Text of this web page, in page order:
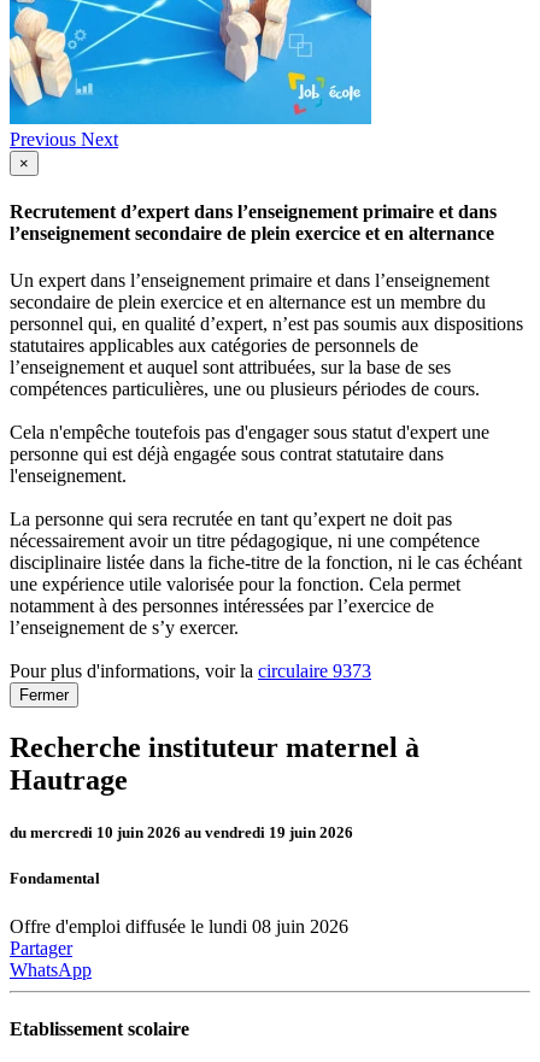
Previous Next
×
Recrutement d’expert dans l’enseignement primaire et dans
l’enseignement secondaire de plein exercice et en alternance
Un expert dans l’enseignement primaire et dans l’enseignement
secondaire de plein exercice et en alternance est un membre du
personnel qui, en qualité d’expert, n’est pas soumis aux dispositions
statutaires applicables aux catégories de personnels de
l’enseignement et auquel sont attribuées, sur la base de ses
compétences particulières, une ou plusieurs périodes de cours.
Cela n'empêche toutefois pas d'engager sous statut d'expert une
personne qui est déjà engagée sous contrat statutaire dans
l'enseignement.
La personne qui sera recrutée en tant qu’expert ne doit pas
nécessairement avoir un titre pédagogique, ni une compétence
disciplinaire listée dans la fiche-titre de la fonction, ni le cas échéant
une expérience utile valorisée pour la fonction. Cela permet
notamment à des personnes intéressées par l’exercice de
l’enseignement de s’y exercer.
Pour plus d'informations, voir la circulaire 9373
Fermer
Recherche instituteur maternel à
Hautrage
du mercredi 10 juin 2026 au vendredi 19 juin 2026
Fondamental
Offre d'emploi diffusée le lundi 08 juin 2026
Partager
WhatsApp
Etablissement scolaire